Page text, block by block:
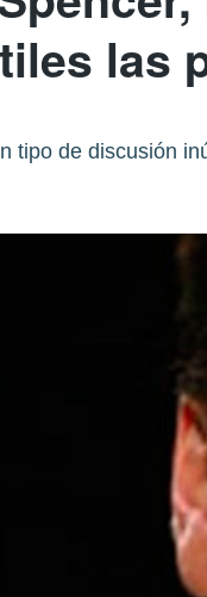
las
tipo de discusión